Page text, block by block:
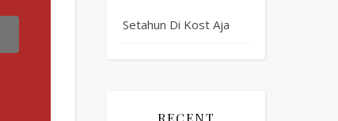
Setahun Di Kost Aja